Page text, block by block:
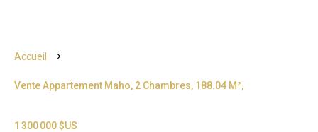
Accueil
Vente Appartement Maho, 2 Chambres, 188.04 M²,
1 300 000 $US